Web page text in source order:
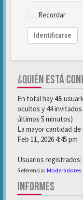
Recordar
Identificarse
¿QUIÉN ESTÁ
En total hay 45
ocultos y 44
últimos 5 minutos)
La mayor cantidad
Feb 11, 2026 4:45 pm
Usuarios registrados:
Referencia: Moderadores
INFORMES